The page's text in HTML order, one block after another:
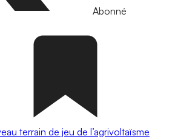
Abonné
terrain de jeu de l’agrivoltaïsme